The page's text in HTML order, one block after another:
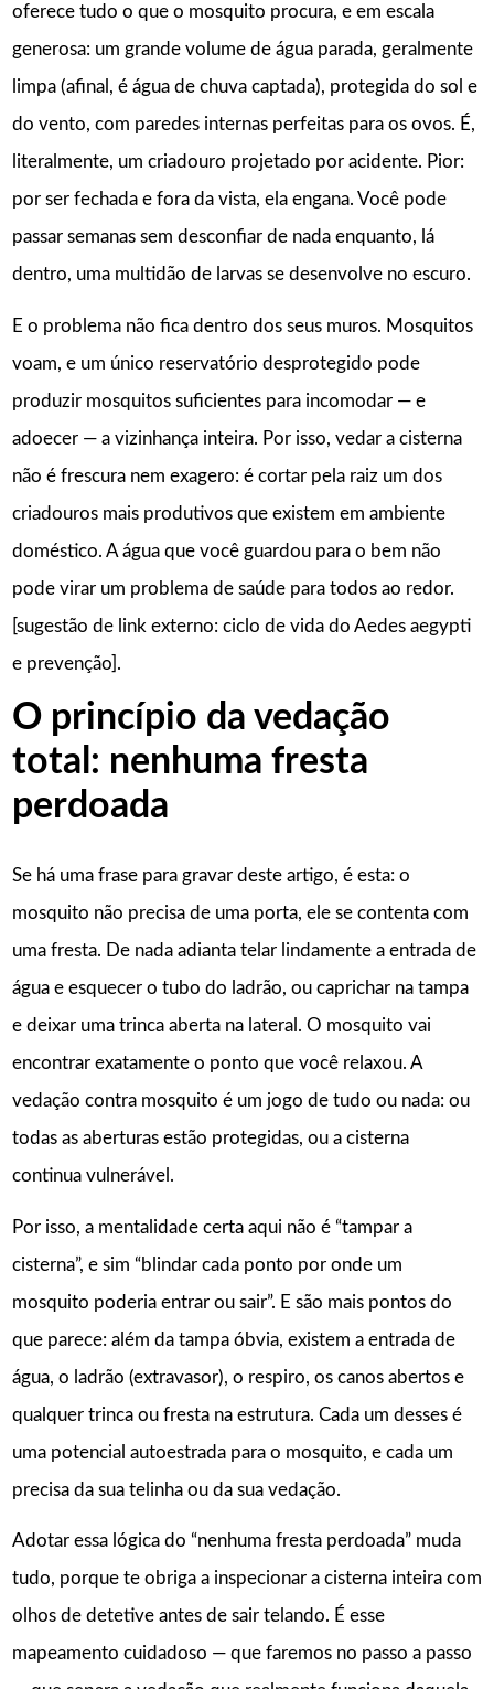
oferece tudo o que o mosquito procura, e em escala
generosa: um grande volume de água parada, geralmente
limpa (afinal, é água de chuva captada), protegida do sol e
do vento, com paredes internas perfeitas para os ovos. É,
literalmente, um criadouro projetado por acidente. Pior:
por ser fechada e fora da vista, ela engana. Você pode
passar semanas sem desconfiar de nada enquanto, lá
dentro, uma multidão de larvas se desenvolve no escuro.
E o problema não fica dentro dos seus muros. Mosquitos
voam, e um único reservatório desprotegido pode
produzir mosquitos suficientes para incomodar — e
adoecer — a vizinhança inteira. Por isso, vedar a cisterna
não é frescura nem exagero: é cortar pela raiz um dos
criadouros mais produtivos que existem em ambiente
doméstico. A água que você guardou para o bem não
pode virar um problema de saúde para todos ao redor.
[sugestão de link externo: ciclo de vida do Aedes aegypti
e prevenção].
O princípio da vedação
total: nenhuma fresta
perdoada
Se há uma frase para gravar deste artigo, é esta: o
mosquito não precisa de uma porta, ele se contenta com
uma fresta. De nada adianta telar lindamente a entrada de
água e esquecer o tubo do ladrão, ou caprichar na tampa
e deixar uma trinca aberta na lateral. O mosquito vai
encontrar exatamente o ponto que você relaxou. A
vedação contra mosquito é um jogo de tudo ou nada: ou
todas as aberturas estão protegidas, ou a cisterna
continua vulnerável.
Por isso, a mentalidade certa aqui não é “tampar a
cisterna”, e sim “blindar cada ponto por onde um
mosquito poderia entrar ou sair”. E são mais pontos do
que parece: além da tampa óbvia, existem a entrada de
água, o ladrão (extravasor), o respiro, os canos abertos e
qualquer trinca ou fresta na estrutura. Cada um desses é
uma potencial autoestrada para o mosquito, e cada um
precisa da sua telinha ou da sua vedação.
Adotar essa lógica do “nenhuma fresta perdoada” muda
tudo, porque te obriga a inspecionar a cisterna inteira com
olhos de detetive antes de sair telando. É esse
mapeamento cuidadoso — que faremos no passo a passo